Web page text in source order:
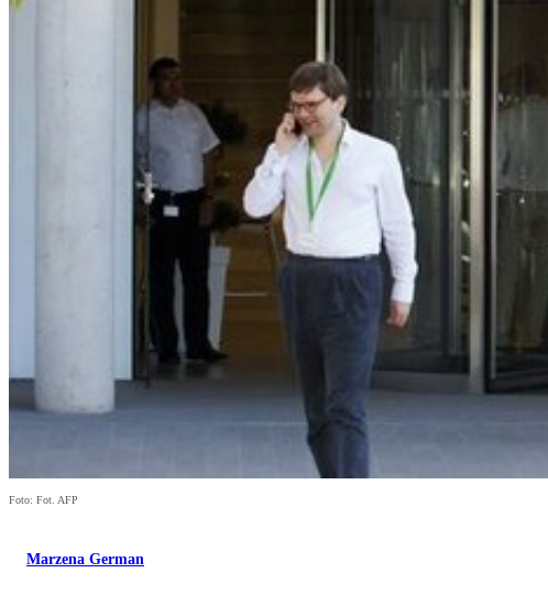
Foto: Fot. AFP
Marzena German